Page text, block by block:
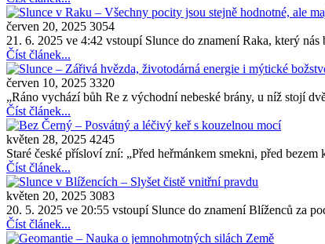
červen 20, 2025 3054
21. 6. 2025 ve 4:42 vstoupí Slunce do znamení Raka, který
Číst článek...
červen 10, 2025 3320
„Ráno vychází bůh Re z východní nebeské brány, u níž stojí
Číst článek...
květen 28, 2025 4245
Staré české přísloví zní: „Před heřmánkem smekni, před
Číst článek...
květen 20, 2025 3083
20. 5. 2025 ve 20:55 vstoupí Slunce do znamení Blíženců za
Číst článek...